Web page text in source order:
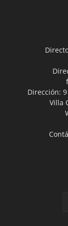
Dirección: 9
Villa